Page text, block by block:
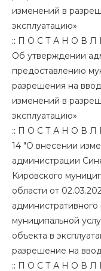
изменений в
эксплуатацию»
:: П О С Т А Н О В Л
Об утверждении
предоставлению
разрешения на
изменений в
эксплуатацию»
:: П О С Т А Н О В Л
14 "О внесении
администрации
Кировского
области от
муниципальной
объекта в
разрешение на
:: П О С Т А Н О В Л Е